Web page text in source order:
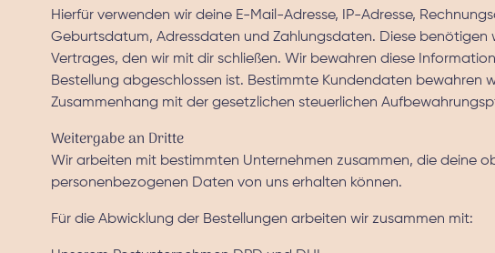
Hierfür verwenden wir deine E-Mail-Adresse, IP-Adresse,
Geburtsdatum, Adressdaten und Zahlungsdaten. Diese benötigen
Vertrages, den wir mit dir schließen. Wir bewahren diese
Bestellung abgeschlossen ist. Bestimmte Kundendaten bewahren
Zusammenhang mit der gesetzlichen steuerlichen
Weitergabe an Dritte
Wir arbeiten mit bestimmten Unternehmen zusammen, die deine
personenbezogenen Daten von uns erhalten können.
Für die Abwicklung der Bestellungen arbeiten wir zusammen mit: